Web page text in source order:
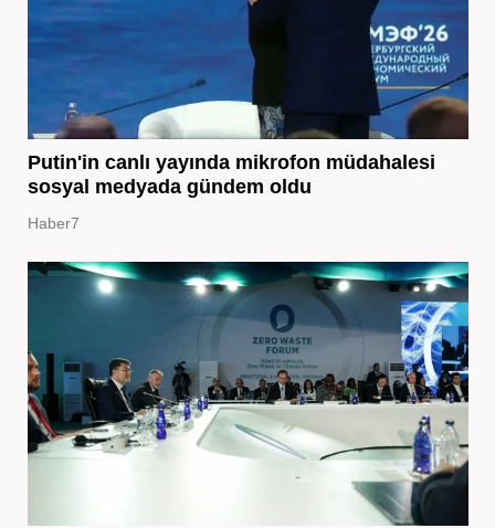
Putin'in canlı yayında mikrofon müdahalesi
sosyal medyada gündem oldu
Haber7